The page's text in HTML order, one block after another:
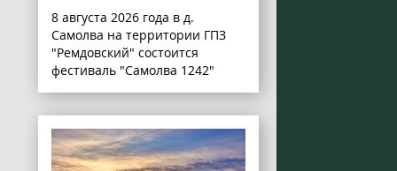
8 августа 2026 года в д.
Самолва на территории ГПЗ
"Ремдовский" состоится
фестиваль "Самолва 1242"